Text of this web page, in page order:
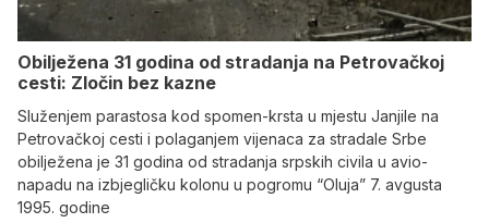
Obilježena 31 godina od stradanja na Petrovačkoj
cesti: Zločin bez kazne
Služenjem parastosa kod spomen-krsta u mjestu Janjile na
Petrovačkoj cesti i polaganjem vijenaca za stradale Srbe
obilježena je 31 godina od stradanja srpskih civila u avio-
napadu na izbjegličku kolonu u pogromu “Oluja” 7. avgusta
1995. godine